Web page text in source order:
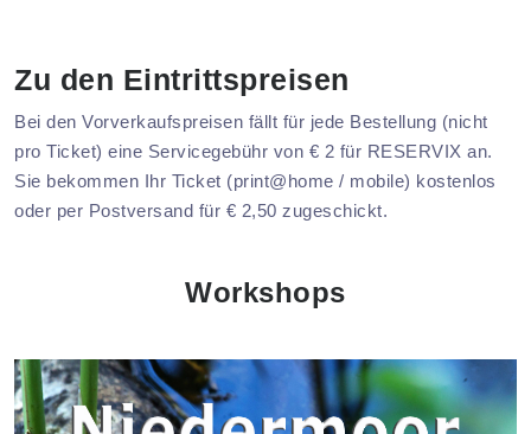
Zu den Eintrittspreisen
Bei den Vorverkaufspreisen fällt für jede Bestellung (nicht
pro Ticket) eine Servicegebühr von € 2 für RESERVIX an.
Sie bekommen Ihr Ticket (print@home / mobile) kostenlos
oder per Postversand für € 2,50 zugeschickt.
Workshops